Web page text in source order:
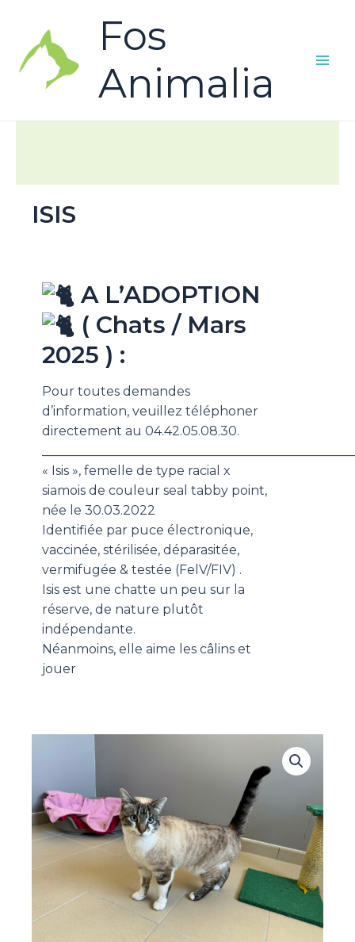
Fos
Animalia
ISIS
A L’ADOPTION
( Chats / Mars
2025 ) :
Pour toutes demandes
d’information, veuillez téléphoner
directement au 04.42.05.08.30.
« Isis », femelle de type racial x
siamois de couleur seal tabby point,
née le 30.03.2022
Identifiée par puce électronique,
vaccinée, stérilisée, déparasitée,
vermifugée & testée (FelV/FIV) .
Isis est une chatte un peu sur la
réserve, de nature plutôt
indépendante.
Néanmoins, elle aime les câlins et
jouer